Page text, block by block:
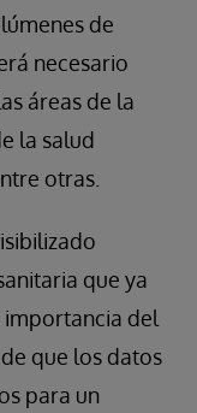
de
necesario
áreas de la
la salud
otras.
que ya
del
que los datos
para un